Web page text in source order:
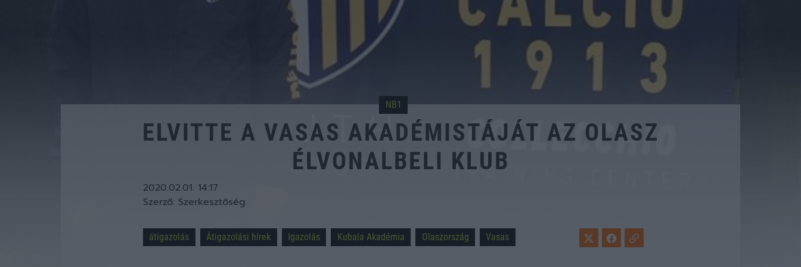
NB1
ELVITTE A VASAS AKADÉMISTÁJÁT AZ OLASZ
ÉLVONALBELI KLUB
2020.02.01. 14:17
Szerző: Szerkesztőség
átigazolás Átigazolási hírek Igazolás Kubala Akadémia Olaszország Vasas